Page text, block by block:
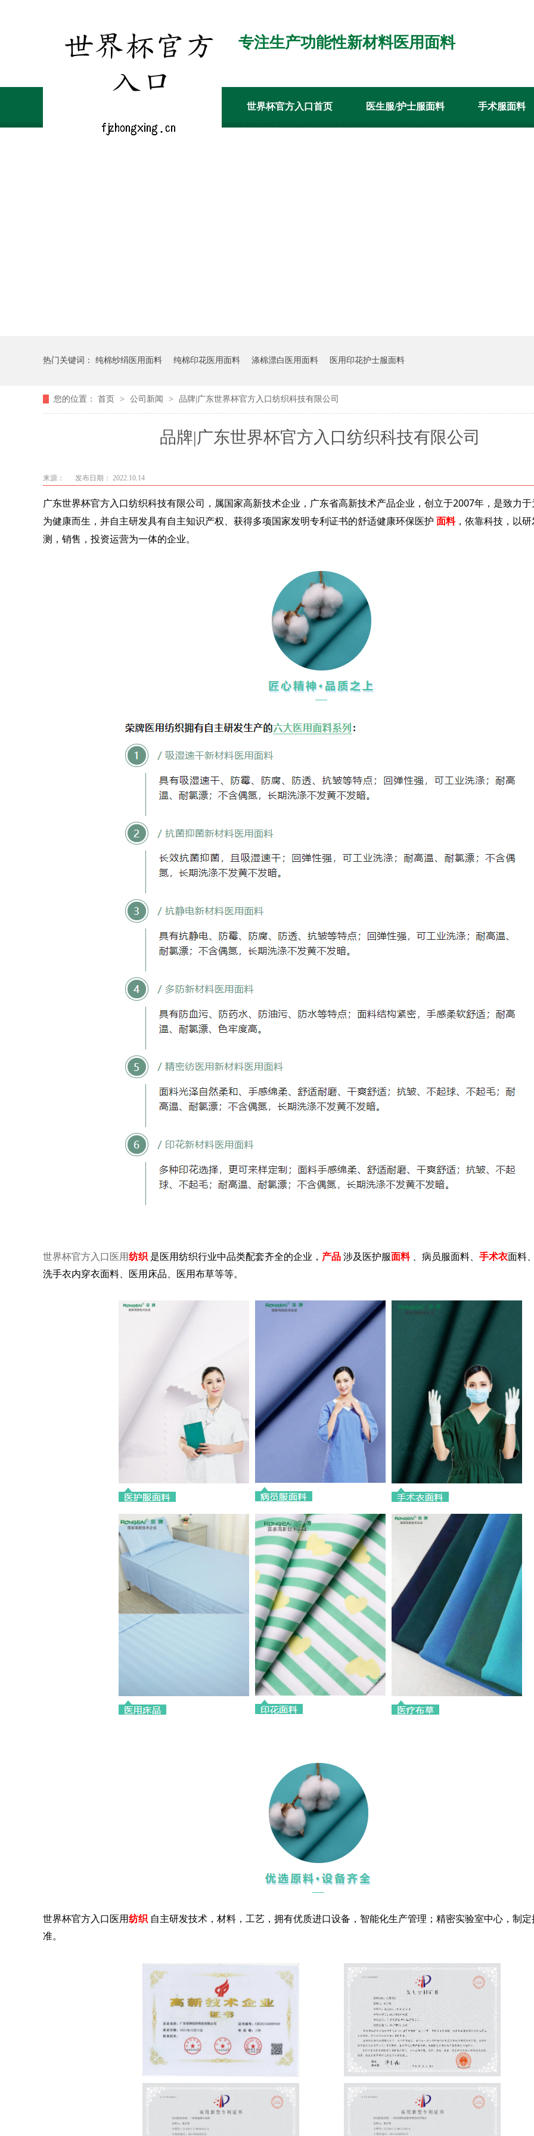
专注生产功能性新材料医用面料
世界杯官方入口首页 医生服/护士服面料 手术服面料
热门关键词： 纯棉纱绢医用面料 纯棉印花医用面料 涤棉漂白医用面料 医用印花护士服面料
您的位置： 首页 > 公司新闻 > 品牌|广东世界杯官方入口纺织科技有限公司
品牌|广东世界杯官方入口纺织科技有限公司
来源： 发布日期： 2022.10.14
广东世界杯官方入口纺织科技有限公司，属国家高新技术企业，广东省高新技术产品企业，创立于2007年，是致力于
为健康而生，并自主研发具有自主知识产权、获得多项国家发明专利证书的舒适健康环保医护 面料，依靠科技，以研
测，销售，投资运营为一体的企业。
世界杯官方入口医用纺织 是医用纺织行业中品类配套齐全的企业， 产品 涉及医护服面料 、病员服面料、 手术衣面料
洗手衣内穿衣面料、医用床品、医用布草等等。
世界杯官方入口医用纺织 自主研发技术，材料，工艺，拥有优质进口设备，智能化生产管理；精密实验室中心，制
准。